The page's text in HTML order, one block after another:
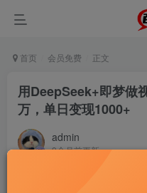
首页 会员免费 正文
用DeepSeek+即梦做
万，单日变现1000+
admin
9个月前更新